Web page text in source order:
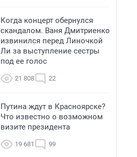
Когда концерт обернулся
скандалом. Ваня Дмитриенко
извинился перед Линочкой
Ли за выступление сестры
под ее голос
21 808 22
Путина ждут в Красноярске?
Что известно о возможном
визите президента
19 681 99